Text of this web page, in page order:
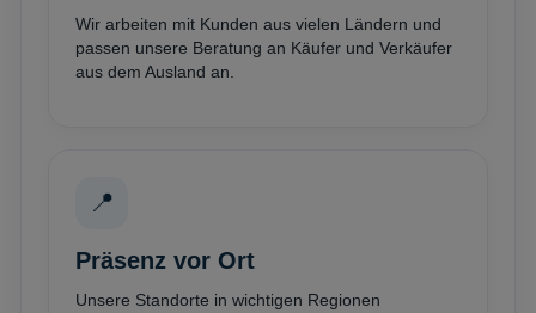
Wir arbeiten mit Kunden aus vielen Ländern und
passen unsere Beratung an Käufer und Verkäufer
aus dem Ausland an.
📍
Präsenz vor Ort
Unsere Standorte in wichtigen Regionen